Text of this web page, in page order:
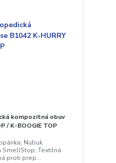
kompozitná obuv
/ K-BOOGIE TOP
Nubuk
SmellStop; Textilná
proti prep...